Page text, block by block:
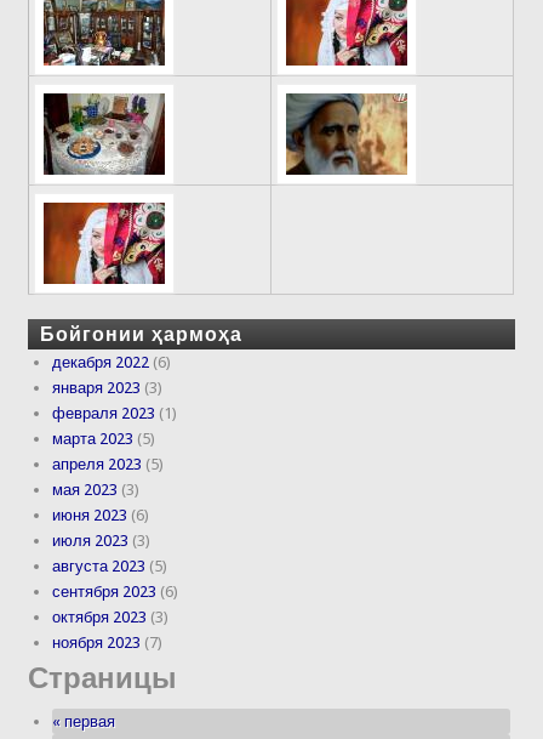
Бойгонии ҳармоҳа
декабря 2022 (6)
января 2023 (3)
февраля 2023 (1)
марта 2023 (5)
апреля 2023 (5)
мая 2023 (3)
июня 2023 (6)
июля 2023 (3)
августа 2023 (5)
сентября 2023 (6)
октября 2023 (3)
ноября 2023 (7)
Страницы
« первая